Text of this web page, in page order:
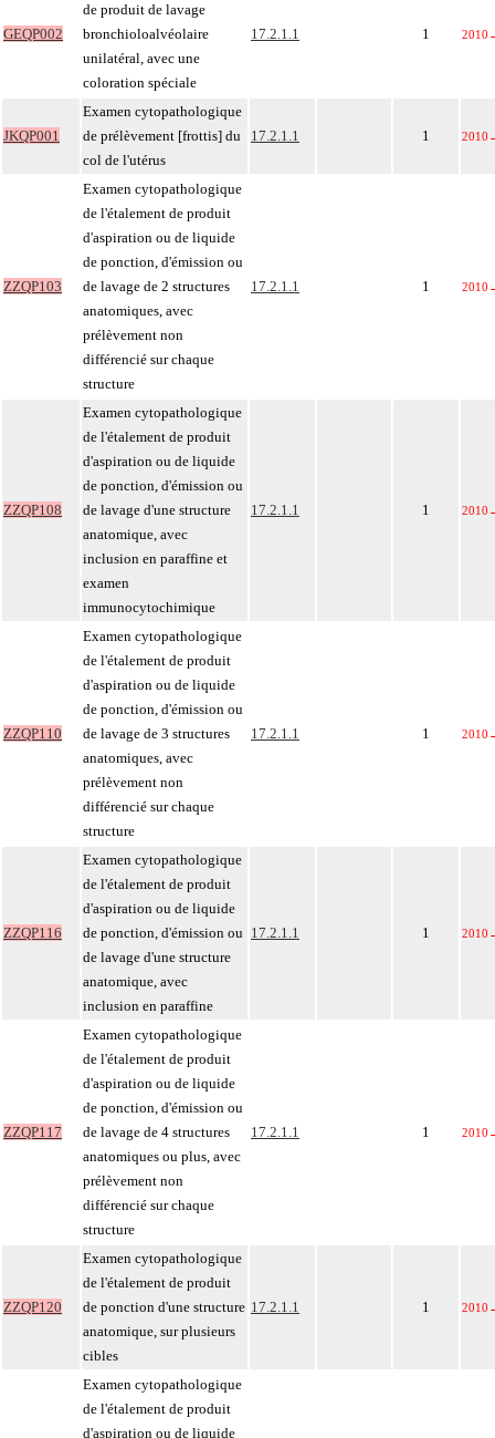
GEQP002
de produit de lavage
bronchioloalvéolaire
unilatéral, avec une
coloration spéciale
17.2.1.1 1 2010
JKQP001
Examen cytopathologique
de prélèvement [frottis] du
col de l'utérus
17.2.1.1 1 2010
ZZQP103
Examen cytopathologique
de l'étalement de produit
d'aspiration ou de liquide
de ponction, d'émission ou
de lavage de 2 structures
anatomiques, avec
prélèvement non
différencié sur chaque
structure
17.2.1.1 1 2010
ZZQP108
Examen cytopathologique
de l'étalement de produit
d'aspiration ou de liquide
de ponction, d'émission ou
de lavage d'une structure
anatomique, avec
inclusion en paraffine et
examen
immunocytochimique
17.2.1.1 1 2010
ZZQP110
Examen cytopathologique
de l'étalement de produit
d'aspiration ou de liquide
de ponction, d'émission ou
de lavage de 3 structures
anatomiques, avec
prélèvement non
différencié sur chaque
structure
17.2.1.1 1 2010
ZZQP116
Examen cytopathologique
de l'étalement de produit
d'aspiration ou de liquide
de ponction, d'émission ou
de lavage d'une structure
anatomique, avec
inclusion en paraffine
17.2.1.1 1 2010
ZZQP117
Examen cytopathologique
de l'étalement de produit
d'aspiration ou de liquide
de ponction, d'émission ou
de lavage de 4 structures
anatomiques ou plus, avec
prélèvement non
différencié sur chaque
structure
17.2.1.1 1 2010
ZZQP120
Examen cytopathologique
de l'étalement de produit
de ponction d'une structure
anatomique, sur plusieurs
cibles
17.2.1.1 1 2010
Examen cytopathologique
de l'étalement de produit
d'aspiration ou de liquide